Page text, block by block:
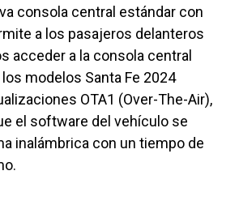
consola central estándar con
a los pasajeros delanteros
acceder a la consola central
modelos Santa Fe 2024
OTA1 (Over-The-Air),
el software del vehículo se
inalámbrica con un tiempo de